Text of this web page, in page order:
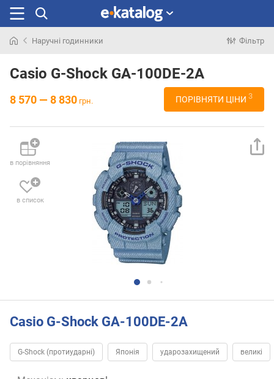
раніше
Наручні годинники Фільтр
Casio G-Shock GA-100DE-2A
8 570 — 8 830 грн. ПОРІВНЯТИ ЦІНИ 3
в порівняння
в список
Casio G-Shock GA-100DE-2A
G-Shock (протиударні) Японія ударозахищений великі